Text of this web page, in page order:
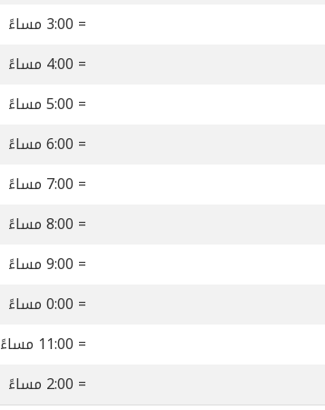
= 3:00 مساءً
= 4:00 مساءً
= 5:00 مساءً
= 6:00 مساءً
= 7:00 مساءً
= 8:00 مساءً
= 9:00 مساءً
= 0:00 مساءً
= 11:00 مساءً
= 2:00 مساءً